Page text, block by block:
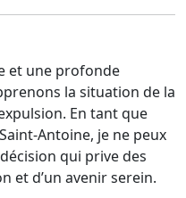
et une profonde
la situation de la
En tant que
Antoine, je ne peux
qui prive des
et d’un avenir serein.